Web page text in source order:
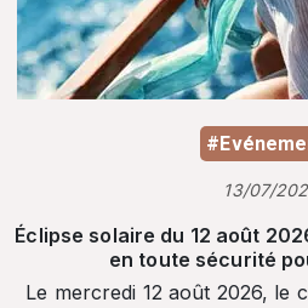
13/07/
Éclipse solaire du 12 août
en toute sécurité
Le mercredi 12 août 2026, le